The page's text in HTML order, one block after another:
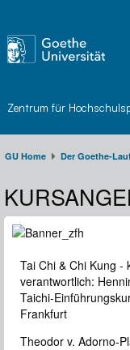
Zentrum für
GU Home Der Goethe-
Tai Chi & Chi Kung -
verantwortlich:
Taichi-
Frankfurt
Theodor v. Adorno-